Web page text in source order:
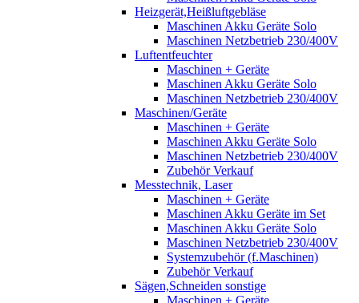
Heizgerät,Heißluftgebläse
Maschinen Akku Geräte Solo
Maschinen Netzbetrieb 230/400V
Luftentfeuchter
Maschinen + Geräte
Maschinen Akku Geräte Solo
Maschinen Netzbetrieb 230/400V
Maschinen/Geräte
Maschinen + Geräte
Maschinen Akku Geräte Solo
Maschinen Netzbetrieb 230/400V
Zubehör Verkauf
Messtechnik, Laser
Maschinen + Geräte
Maschinen Akku Geräte im Set
Maschinen Akku Geräte Solo
Maschinen Netzbetrieb 230/400V
Systemzubehör (f.Maschinen)
Zubehör Verkauf
Sägen,Schneiden sonstige
Maschinen + Geräte